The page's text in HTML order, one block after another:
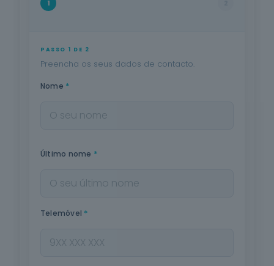
1
PASSO 1 DE 2
Preencha os seus dados de contacto.
Nome *
Último nome *
Telemóvel *